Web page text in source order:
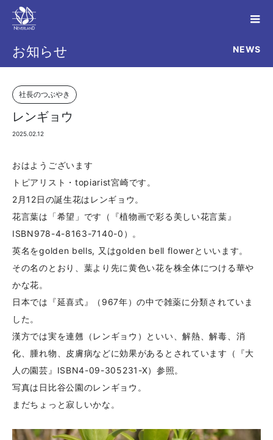
お知らせ NEWS
社長のつぶやき
レンギョウ
2025.02.12
おはようございます
トピアリスト・topiarist宮崎です。
2月12日の誕生花はレンギョウ。
花言葉は「希望」です（『植物画で彩る美しい花言葉』
ISBN978-4-8163-7140-0）。
英名をgolden bells, 又はgolden bell flowerといいます。
その名のとおり、葉より先に黄色い花を株全体につける華や
かな花。
日本では『延喜式』（967年）の中で雑薬に分類されていま
した。
漢方では実を連翹（レンギョウ）といい、解熱、解毒、消
化、腫れ物、皮膚病などに効果があるとされています（『大
人の園芸』ISBN4-09-305231-X）参照。
写真は日比谷公園のレンギョウ。
まだちょっと寂しいかな。